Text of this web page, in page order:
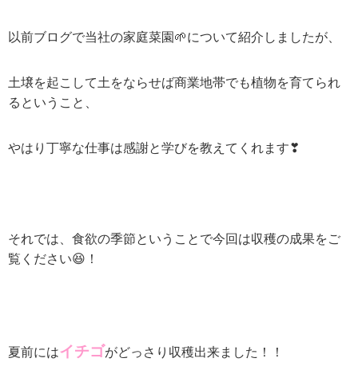
以前ブログで当社の家庭菜園🌱について紹介しましたが、
土壌を起こして土をならせば商業地帯でも植物を育てられ
るということ、
やはり丁寧な仕事は感謝と学びを教えてくれます❣
それでは、食欲の季節ということで今回は収穫の成果をご
覧ください😆！
夏前にはイチゴがどっさり収穫出来ました！！